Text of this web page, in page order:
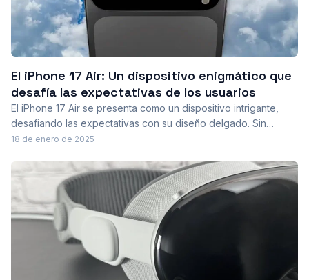
El iPhone 17 Air: Un dispositivo enigmático que
desafía las expectativas de los usuarios
El iPhone 17 Air se presenta como un dispositivo intrigante,
desafiando las expectativas con su diseño delgado. Sin
embargo, su rendimiento cuestionable y precio elevado
18 de enero de 2025